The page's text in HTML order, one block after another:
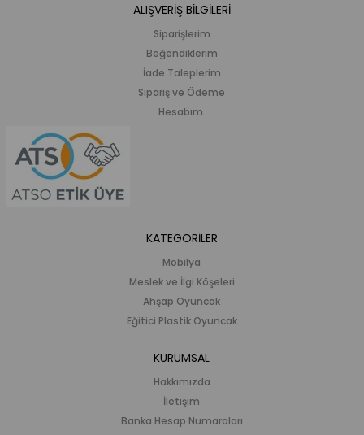
ALIŞVERİŞ BİLGİLERİ
Siparişlerim
Beğendiklerim
İade Taleplerim
Sipariş ve Ödeme
Hesabım
KATEGORİLER
Mobilya
Meslek ve İlgi Köşeleri
Ahşap Oyuncak
Eğitici Plastik Oyuncak
KURUMSAL
Hakkımızda
İletişim
Banka Hesap Numaraları